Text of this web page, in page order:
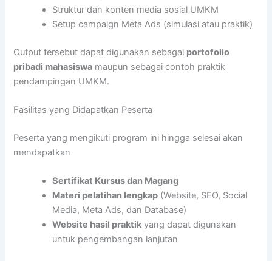
Struktur dan konten media sosial UMKM
Setup campaign Meta Ads (simulasi atau praktik)
Output tersebut dapat digunakan sebagai portofolio
pribadi mahasiswa maupun sebagai contoh praktik
pendampingan UMKM.
Fasilitas yang Didapatkan Peserta
Peserta yang mengikuti program ini hingga selesai akan
mendapatkan
Sertifikat Kursus dan Magang
Materi pelatihan lengkap (Website, SEO, Social
Media, Meta Ads, dan Database)
Website hasil praktik yang dapat digunakan
untuk pengembangan lanjutan